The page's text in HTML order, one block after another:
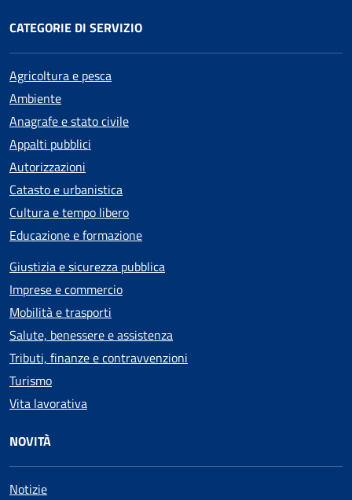
CATEGORIE DI SERVIZIO
Agricoltura e pesca
Ambiente
Anagrafe e stato civile
Appalti pubblici
Autorizzazioni
Catasto e urbanistica
Cultura e tempo libero
Educazione e formazione
Giustizia e sicurezza pubblica
Imprese e commercio
Mobilità e trasporti
Salute, benessere e assistenza
Tributi, finanze e contravvenzioni
Turismo
Vita lavorativa
NOVITÀ
Notizie